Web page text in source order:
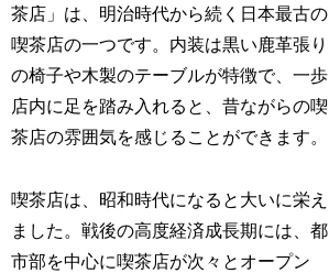
茶店」は、明治時代から続く日本最古の
喫茶店の一つです。内装は黒い鹿革張り
の椅子や木製のテーブルが特徴で、一歩
店内に足を踏み入れると、昔ながらの喫
茶店の雰囲気を感じることができます。
喫茶店は、昭和時代になると大いに栄え
ました。戦後の高度経済成長期には、都
市部を中心に喫茶店が次々とオープン